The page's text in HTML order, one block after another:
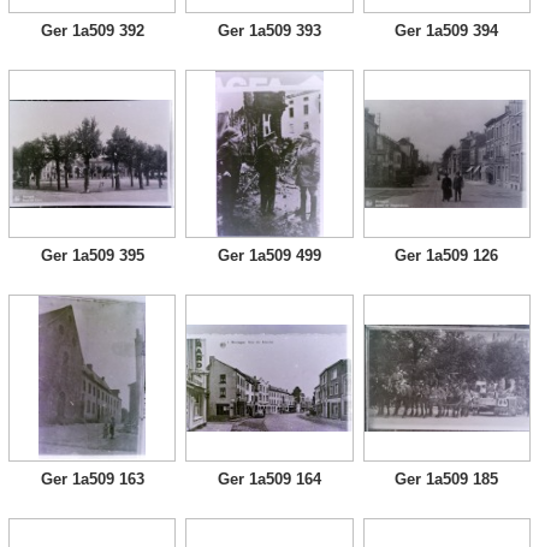
Ger 1a509 392 Ger 1a509 393 Ger 1a509 394
Ger 1a509 395 Ger 1a509 499 Ger 1a509 126
Ger 1a509 163 Ger 1a509 164 Ger 1a509 185